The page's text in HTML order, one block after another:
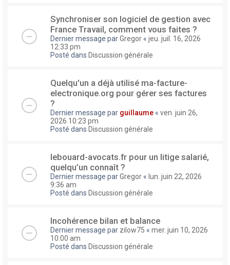
Synchroniser son logiciel de gestion avec
France Travail, comment vous faites ?
Dernier message parGregor « jeu. juil. 16, 2026
12:33 pm
Posté dans Discussion générale
Quelqu'un a déjà utilisé ma-facture-
electronique.org pour gérer ses factures
?
Dernier message par guillaume « ven. juin 26,
2026 10:23 pm
Posté dans Discussion générale
lebouard-avocats.fr pour un litige salarié,
quelqu’un connaît ?
Dernier message parGregor « lun. juin 22, 2026
9:36 am
Posté dans Discussion générale
Incohérence bilan et balance
Dernier message par zilow75 « mer. juin 10, 2026
10:00 am
Posté dans Discussion générale